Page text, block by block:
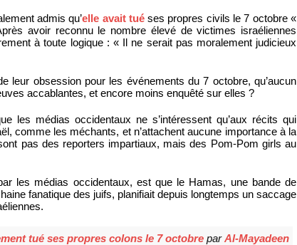
admis qu’elle avait tuéses propres civils le 7 octobre «
avoir reconnu le nombre élevé de victimes israéliennes
à toute logique : « Il ne serait pas moralement judicieux
leur obsession pour les événements du 7 octobre, qu’aucun
accablantes, et encore moins enquêté sur elles ?
les médias occidentaux ne s’intéressent qu’aux récits qui
comme les méchants, et n’attachent aucune importance à la
pas des reporters impartiaux, mais des Pom-Pom girls au
les médias occidentaux, est que le Hamas, une bande de
fanatique des juifs, planifiait depuis longtemps un saccage
tué ses propres colons le 7 octobre parAl-Mayadeen